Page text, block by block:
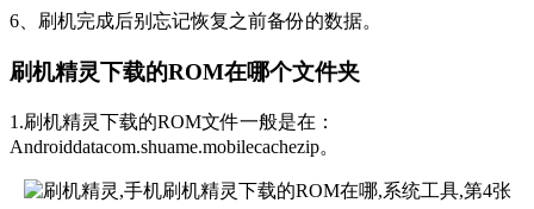
6、刷机完成后别忘记恢复之前备份的数据。
刷机精灵下载的ROM在哪个文件夹
1.刷机精灵下载的ROM文件一般是在：
Androiddatacom.shuame.mobilecachezip。